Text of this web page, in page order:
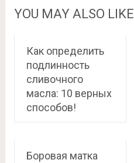
YOU MAY ALSO LIKE
Как определить
подлинность
сливочного
масла: 10 верных
способов!
Боровая матка